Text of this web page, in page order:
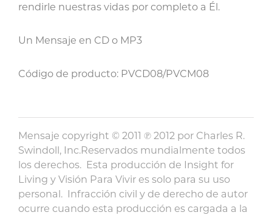
rendirle nuestras vidas por completo a Él.
Un Mensaje en CD o MP3
Código de producto: PVCD08/PVCM08
Mensaje copyright © 2011 ℗ 2012 por Charles R.
Swindoll, Inc.Reservados mundialmente todos
los derechos. Esta producción de Insight for
Living y Visión Para Vivir es solo para su uso
personal. Infracción civil y de derecho de autor
ocurre cuando esta producción es cargada a la